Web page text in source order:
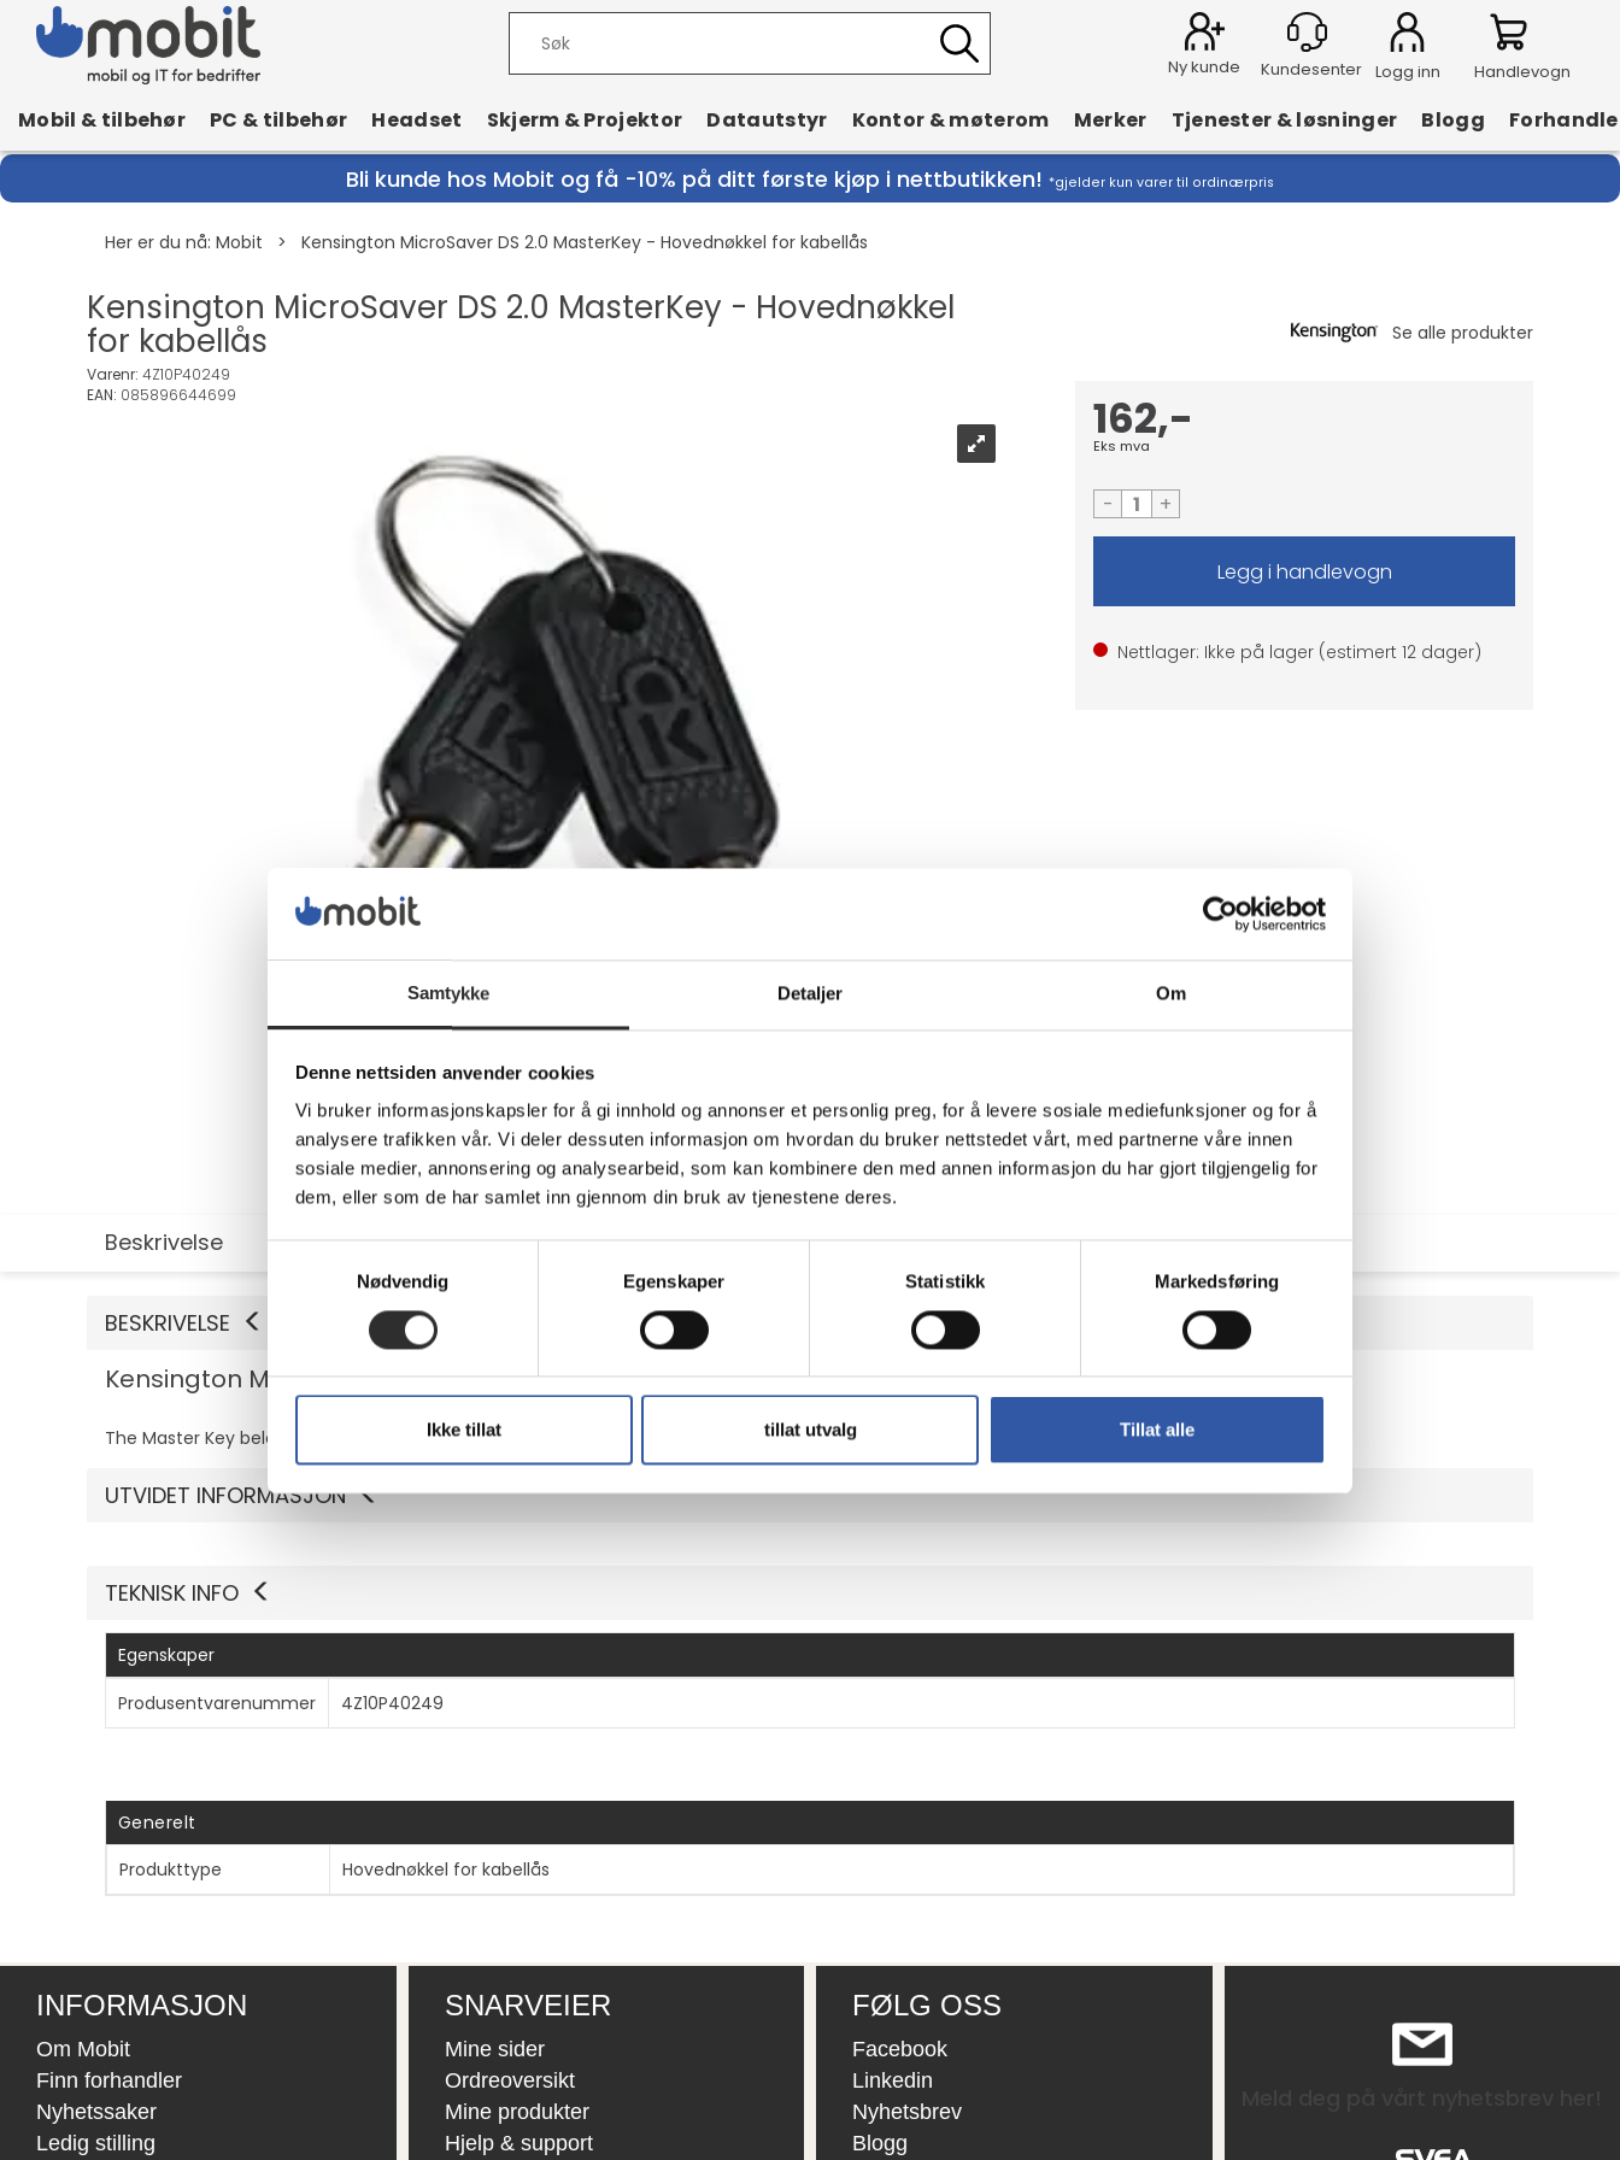
Samtykke Detaljer Om
Denne nettsiden anvender cookies
Vi bruker informasjonskapsler for å gi innhold og annonser et personlig preg, for å levere sosiale mediefunksjoner og for å
analysere trafikken vår. Vi deler dessuten informasjon om hvordan du bruker nettstedet vårt, med partnerne våre innen
sosiale medier, annonsering og analysearbeid, som kan kombinere den med annen informasjon du har gjort tilgjengelig for
dem, eller som de har samlet inn gjennom din bruk av tjenestene deres.
Nødvendig
Egenskaper Statistikk Markedsføring
Ikke tillat tillat utvalg Tillat alle
Ny kunde Logg inn Handlevogn
Mobil & tilbehør PC & tilbehør Headset Skjerm & Projektor Datautstyr Kontor & møterom Merker Tjenester & løsninger Blogg
Bli kunde hos Mobit og få -10% på ditt første kjøp i nettbutikken! *gjelder kun varer til ordinærpris
Her er du nå: Mobit > Kensington MicroSaver DS 2.0 MasterKey - Hovednøkkel for kabellås
Kensington MicroSaver DS 2.0 MasterKey - Hovednøkkel
for kabellås
Varenr: 4Z10P40249
EAN: 085896644699 162,-
Eks mva
- +
Nettlager: Ikke på lager (estimert 12 dager)
Beskrivelse Utvidet informasjon Teknisk info
BESKRIVELSE
Kensington MicroSaver DS 2.0 MasterKey - Hovednøkkel for kabellås
The Master Key belonging to the MicroSaver 2.0 (4Z10P40247 and/or 4Z10P40248).
UTVIDET INFORMASJON
TEKNISK INFO
Egenskaper
Produsentvarenummer
4Z10P40249
Generelt
Produkttype
Hovednøkkel for kabellås
INFORMASJON
Om Mobit
Finn forhandler
Nyhetssaker
Ledig stilling
SNARVEIER
Mine sider
Ordreoversikt
Mine produkter
Hjelp & support
FØLG OSS
Facebook
Linkedin
Nyhetsbrev
Blogg